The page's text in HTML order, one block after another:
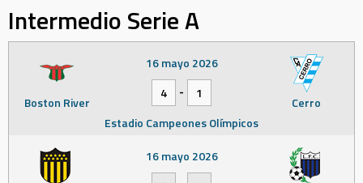
Intermedio Serie A
Boston River Cerro
16 mayo 2026
4
-
1
Estadio Campeones Olímpicos
16 mayo 2026